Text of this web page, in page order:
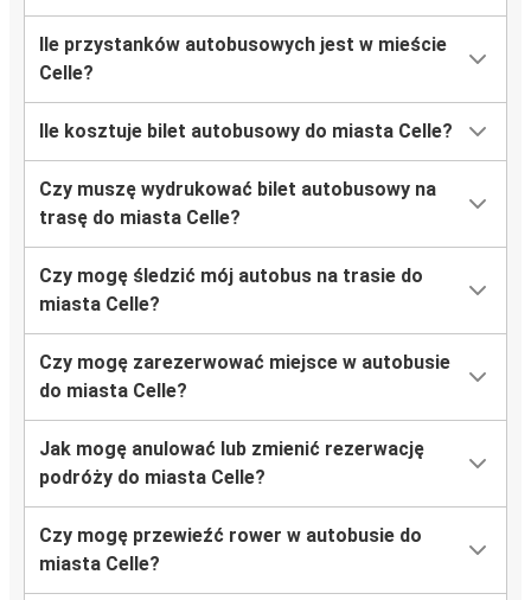
Ile przystanków autobusowych jest w mieście
Celle?
Ile kosztuje bilet autobusowy do miasta Celle?
Czy muszę wydrukować bilet autobusowy na
trasę do miasta Celle?
Czy mogę śledzić mój autobus na trasie do
miasta Celle?
Czy mogę zarezerwować miejsce w autobusie
do miasta Celle?
Jak mogę anulować lub zmienić rezerwację
podróży do miasta Celle?
Czy mogę przewieźć rower w autobusie do
miasta Celle?